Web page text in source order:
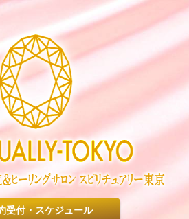
受付・スケジュール